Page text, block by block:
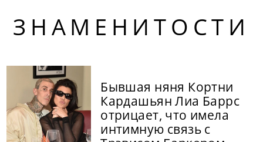
ЗНАМЕНИТОСТИ
Бывшая няня Кортни
Кардашьян Лиа Баррс
отрицает, что имела
интимную связь с